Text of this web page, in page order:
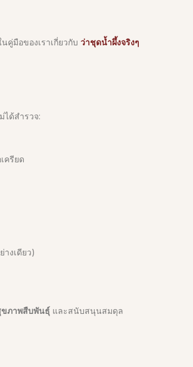
คู่มือของเราเกี่ยวกับ ว่าชุดน้ำผึ้งจริงๆ
ด้สำรวจ:
ครียด
งเดียว)
ขภาพสืบพันธุ์และสนับสนุนสมดุล